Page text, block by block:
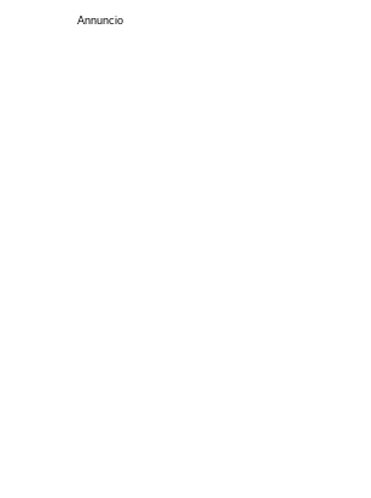
Annuncio